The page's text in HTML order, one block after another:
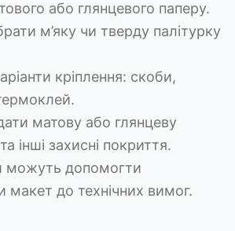
або глянцевого паперу.
м’яку чи тверду палітурку
кріплення: скоби,
матову або глянцеву
інші захисні покриття.
можуть допомогти
макет до технічних вимог.